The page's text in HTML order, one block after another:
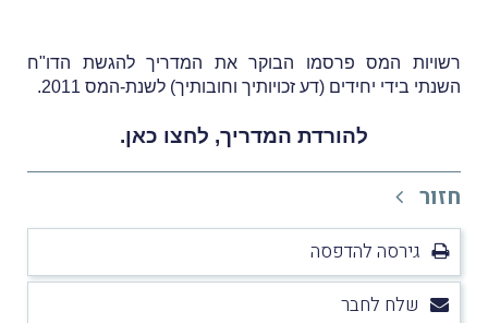
רשויות המס פרסמו הבוקר את המדריך להגשת הדו"ח
השנתי בידי יחידים (דע זכויותיך וחובותיך) לשנת-המס 2011.
להורדת המדריך, לחצו כאן.
חזור
גירסה להדפסה
שלח לחבר